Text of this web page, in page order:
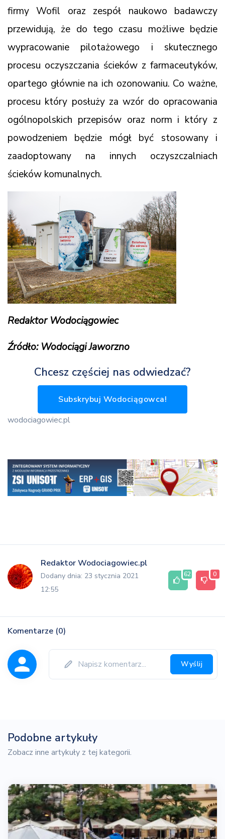
firmy Wofil oraz zespół naukowo badawczy
przewidują, że do tego czasu możliwe będzie
wypracowanie pilotażowego i skutecznego
procesu oczyszczania ścieków z farmaceutyków,
opartego głównie na ich ozonowaniu. Co ważne,
procesu który posłuży za wzór do opracowania
ogólnopolskich przepisów oraz norm i który z
powodzeniem będzie mógł być stosowany i
zaadoptowany na innych oczyszczalniach
ścieków komunalnych.
Redaktor Wodociągowiec
Źródło: Wodociągi Jaworzno
Chcesz częściej nas odwiedzać?
Subskrybuj Wodociągowca!
wodociagowiec.pl
Redaktor Wodociagowiec.pl
Dodany dnia: 23 stycznia 2021
12:55
62 0
Komentarze (0)
Wyślij
Podobne artykuły
Zobacz inne artykuły z tej kategorii.